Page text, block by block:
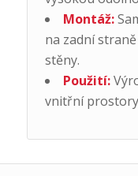
Montáž:
na zadní
stěny.
Použití:
vnitřní